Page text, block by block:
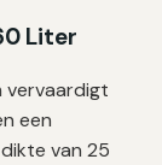
Liter
vervaardigt
een
van 25